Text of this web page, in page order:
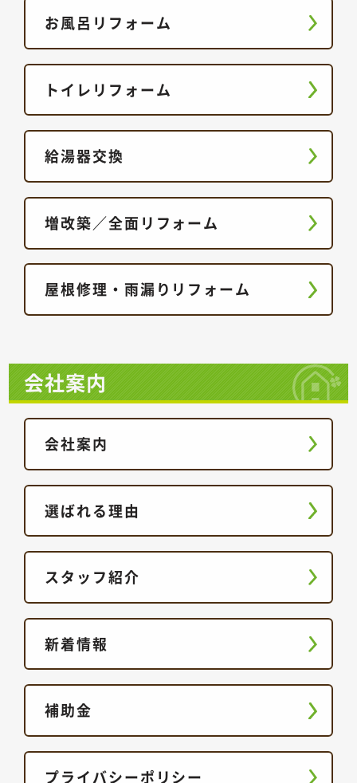
お風呂リフォーム
トイレリフォーム
給湯器交換
増改築／全面リフォーム
屋根修理・雨漏りリフォーム
会社案内
会社案内
選ばれる理由
スタッフ紹介
新着情報
補助金
プライバシーポリシー